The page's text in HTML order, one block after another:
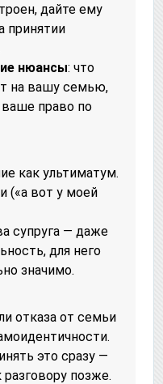
дайте ему
принятии
нюансы: что
на вашу семью,
право по
как ультиматум.
(«а вот у моей
супруга — даже
для него
значимо.
отказа от семьи
это сразу —
позже.